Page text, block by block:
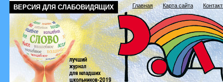
ВЕРСИЯ ДЛЯ СЛАБОВИДЯЩИХ Главная Карта сайта